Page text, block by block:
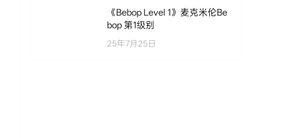
《Bebop Level 1》麦克米伦Be
bop 第1级别
25年7月25日